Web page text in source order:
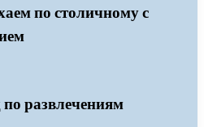
по столичному с
развлечениям